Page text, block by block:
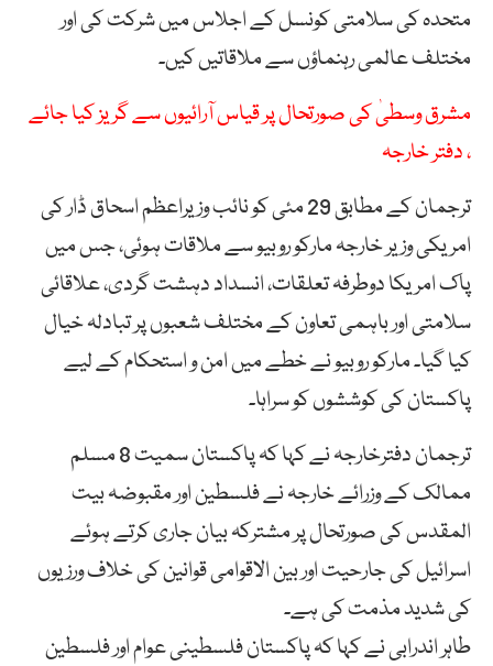
متحدہ کی سلامتی کونسل کے اجلاس میں شرکت کی اور
مختلف عالمی رہنماؤں سے ملاقاتیں کیں۔
مشرق وسطیٰ کی صورتحال پر قیاس آرائیوں سے گریز کیا جائے
، دفتر خارجہ
ترجمان کے مطابق 29 مئی کو نائب وزیراعظم اسحاق ڈار کی
امریکی وزیر خارجہ مارکو روبیو سے ملاقات ہوئی، جس میں
پاک امریکا دوطرفہ تعلقات، انسداد دہشت گردی، علاقائی
سلامتی اور باہمی تعاون کے مختلف شعبوں پر تبادلہ خیال
کیا گیا۔ مارکو روبیو نے خطے میں امن و استحکام کے لیے
پاکستان کی کوششوں کو سراہا۔
ترجمان دفترخارجہ نے کہا کہ پاکستان سمیت 8 مسلم
ممالک کے وزرائے خارجہ نے فلسطین اور مقبوضہ بیت
المقدس کی صورتحال پر مشترکہ بیان جاری کرتے ہوئے
اسرائیل کی جارحیت اور بین الاقوامی قوانین کی خلاف ورزیوں
کی شدید مذمت کی ہے۔
طاہر اندرابی نے کہا کہ پاکستان فلسطینی عوام اور فلسطین